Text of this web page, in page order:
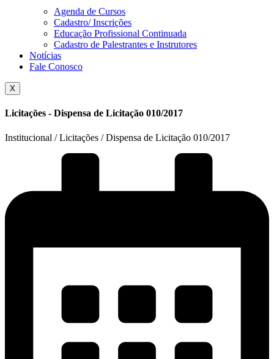
Agenda de Cursos
Cadastro/ Inscrições
Educação Profissional Continuada
Cadastro de Palestrantes e Instrutores
Notícias
Fale Conosco
X
Licitações - Dispensa de Licitação 010/2017
Institucional / Licitações / Dispensa de Licitação 010/2017